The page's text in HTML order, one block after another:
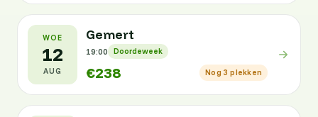
WOE
12
AUG
Gemert
19:00 Doordeweek
€238 Nog 3 plekken